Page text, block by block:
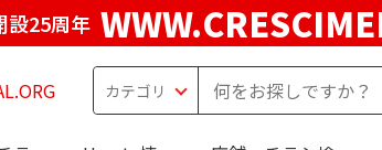
設25周年